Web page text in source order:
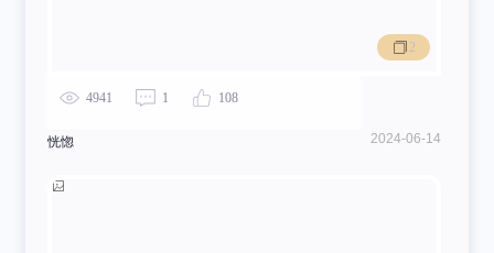
4941 1 108
恍惚 2024-06-14
2